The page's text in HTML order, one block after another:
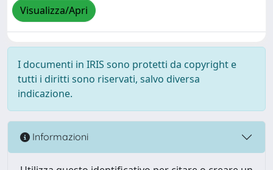
Visualizza/Apri
I documenti in IRIS sono protetti da copyright e
tutti i diritti sono riservati, salvo diversa
indicazione.
Informazioni